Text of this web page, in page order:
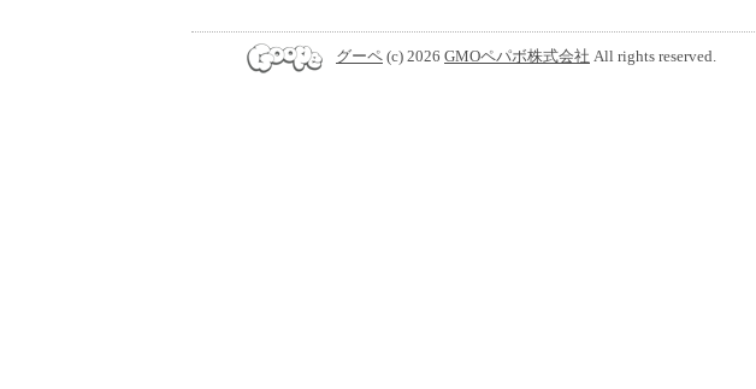
グーペ (c) 2026 GMOペパボ株式会社 All rights reserved.